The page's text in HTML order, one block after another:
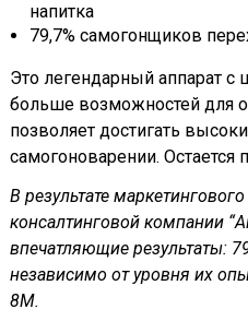
напитка
79,7% самогонщиков
Это легендарный аппарат
больше возможностей для
позволяет достигать
самогоноварении.
В результате
консалтинговой компании
впечатляющие результаты:
независимо от уровня их
8M.